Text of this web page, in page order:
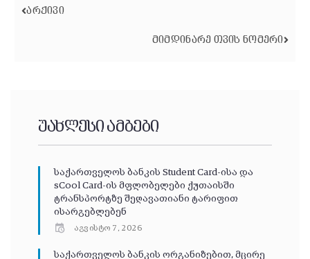
ᲐᲠᲥᲘᲕᲘ
ᲛᲘᲛᲓᲘᲜᲐᲠᲔ ᲗᲕᲘᲡ ᲜᲝᲛᲔᲠᲘ
უახლესი ამბები
საქართველოს ბანკის Student Card-ისა და
sCool Card-ის მფლობელები ქუთაისში
ტრანსპორტზე შეღავათიანი ტარიფით
ისარგებლებენ
აგვისტო 7, 2026
საქართველოს ბანკის ორგანიზებით, მცირე